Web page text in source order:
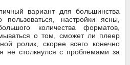
вариант для большинства
пользоваться, настройки ясны,
количества форматов,
о том, сможет ли плеер
ролик, скорее всего конечно
не столкнулся с проблемами за